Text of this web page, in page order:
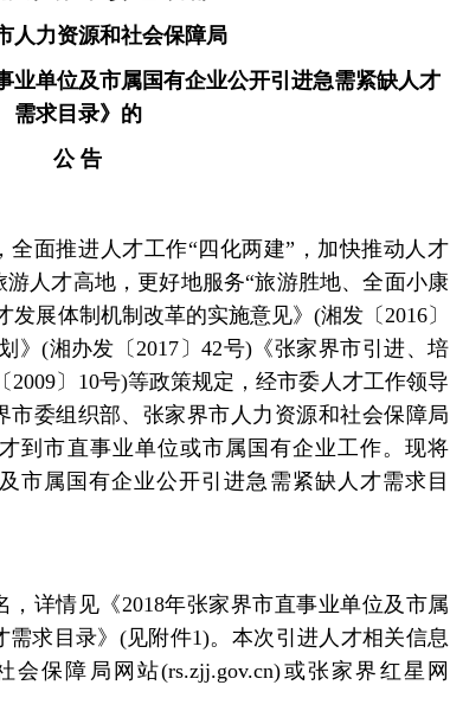
人力资源和社会保障局
业单位及市属国有企业公开引进急需紧缺人才
需求目录》的
公 告
全面推进人才工作“四化两建”，加快推动人才
人才高地，更好地服务“旅游胜地、全面小康
展体制机制改革的实施意见》(湘发〔2016〕
》(湘办发〔2017〕42号)《张家界市引进、培
〕10号)等政策规定，经市委人才工作领导
市委组织部、张家界市人力资源和社会保障局
到市直事业单位或市属国有企业工作。现将
市属国有企业公开引进急需紧缺人才需求目
，详情见《2018年张家界市直事业单位及市属
需求目录》(见附件1)。本次引进人才相关信息
保障局网站(rs.zjj.gov.cn)或张家界红星网